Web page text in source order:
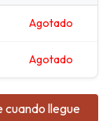
Agotado
Agotado
cuando llegue